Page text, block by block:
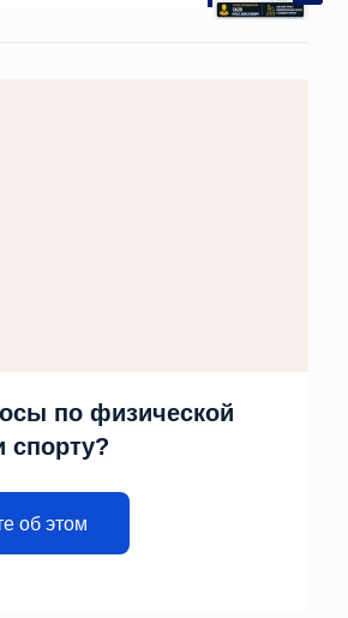
по физической
спорту?
об этом